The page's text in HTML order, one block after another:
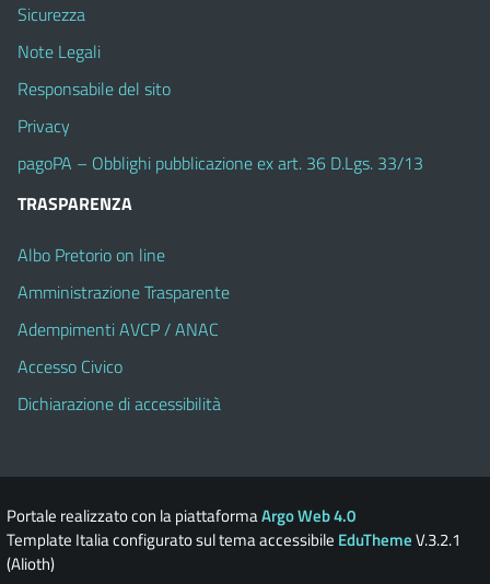
Sicurezza
Note Legali
Responsabile del sito
Privacy
pagoPA – Obblighi pubblicazione ex art. 36 D.Lgs. 33/13
TRASPARENZA
Albo Pretorio on line
Amministrazione Trasparente
Adempimenti AVCP / ANAC
Accesso Civico
Dichiarazione di accessibilità
Portale realizzato con la piattaformaArgo Web 4.0
Template Italia configurato sul tema accessibile EduThemeV.3.2.1
(Alioth)